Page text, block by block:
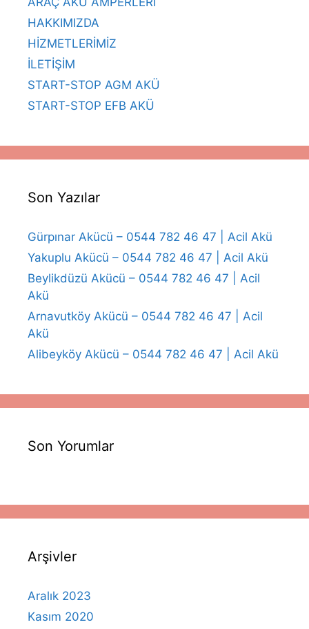
HAKKIMIZDA
HİZMETLERİMİZ
İLETİŞİM
START-STOP AGM AKÜ
START-STOP EFB AKÜ
Son Yazılar
Gürpınar Akücü – 0544 782 46 47 | Acil Akü
Yakuplu Akücü – 0544 782 46 47 | Acil Akü
Beylikdüzü Akücü – 0544 782 46 47 | Acil
Akü
Arnavutköy Akücü – 0544 782 46 47 | Acil
Akü
Alibeyköy Akücü – 0544 782 46 47 | Acil Akü
Son Yorumlar
Arşivler
Aralık 2023
Kasım 2020